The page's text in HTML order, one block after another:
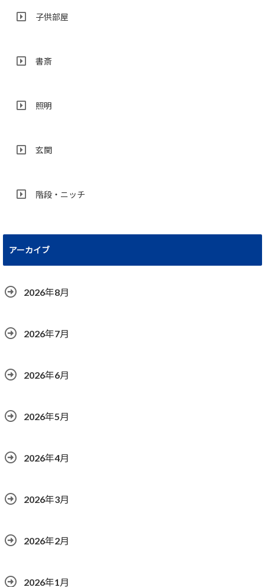
子供部屋
書斎
照明
玄関
階段・ニッチ
アーカイブ
2026年8月
2026年7月
2026年6月
2026年5月
2026年4月
2026年3月
2026年2月
2026年1月